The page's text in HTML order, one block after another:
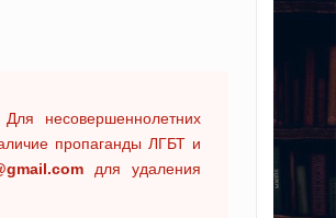
несовершеннолетних
пропаганды ЛГБТ и
для удаления